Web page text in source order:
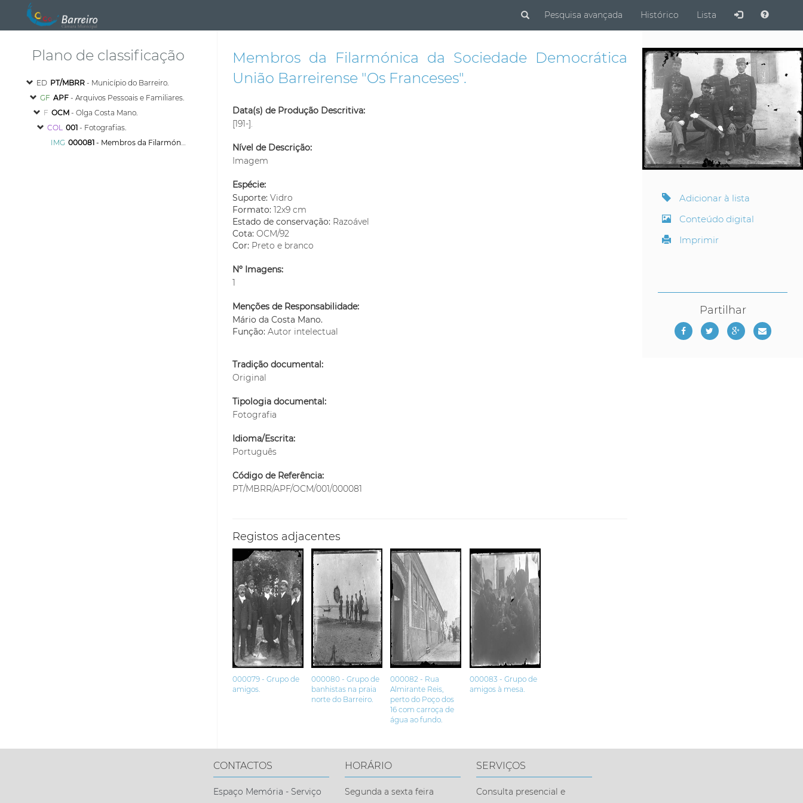
SubmitPesquisa avançada Histórico Lista
Plano de classificação
ED PT/MBRR- Município do Barreiro.
GF APF- Arquivos Pessoais e Familiares.
F OCM- Olga Costa Mano.
COL 001- Fotografias.
IMG 000081- Membros da Filarmónica da Sociedade Democrática União Barreirense "Os Franceses".
Membros da Filarmónica da Sociedade Democrática
União Barreirense "Os Franceses".
Data(s) de Produção Descritiva:
[191-].
Nível de Descrição:
Imagem
Espécie:
Suporte: Vidro
Formato: 12x9 cm
Estado de conservação: Razoável
Cota: OCM/92
Cor: Preto e branco
Nº Imagens:
1
Menções de Responsabilidade:
Mário da Costa Mano.
Função: Autor intelectual
Tradição documental:
Original
Tipologia documental:
Fotografia
Idioma/Escrita:
Português
Código de Referência:
PT/MBRR/APF/OCM/001/000081
Registos adjacentes
000079 - Grupo de
amigos.
000080 - Grupo de
banhistas na praia
norte do Barreiro.
000082 - Rua
Almirante Reis,
perto do Poço dos
16 com carroça de
água ao fundo.
000083 - Grupo de
amigos à mesa.
Adicionar à lista
Conteúdo digital
Imprimir
Partilhar
CONTACTOS
Espaço Memória - Serviço
HORÁRIO
Segunda a sexta feira
SERVIÇOS
Consulta presencial e